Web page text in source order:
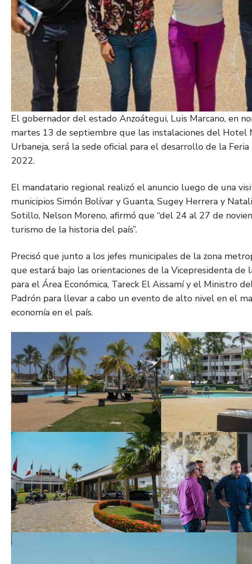
El gobernador del estado Anzoátegui, Luis Marcano, en
martes 13 de septiembre que las instalaciones del
Urbaneja, será la sede oficial para el desarrollo de la
2022.
El mandatario regional realizó el anuncio luego de una
municipios Simón Bolívar y Guanta, Sugey Herrera y
Sotillo, Nelson Moreno, afirmó que “del 24 al 27 de
turismo de la historia del país”.
Precisó que junto a los jefes municipales de la zona
que estará bajo las orientaciones de la Vicepresidenta
para el Área Económica, Tareck El Aissamí y el Ministro
Padrón para llevar a cabo un evento de alto nivel en el
economía en el país.